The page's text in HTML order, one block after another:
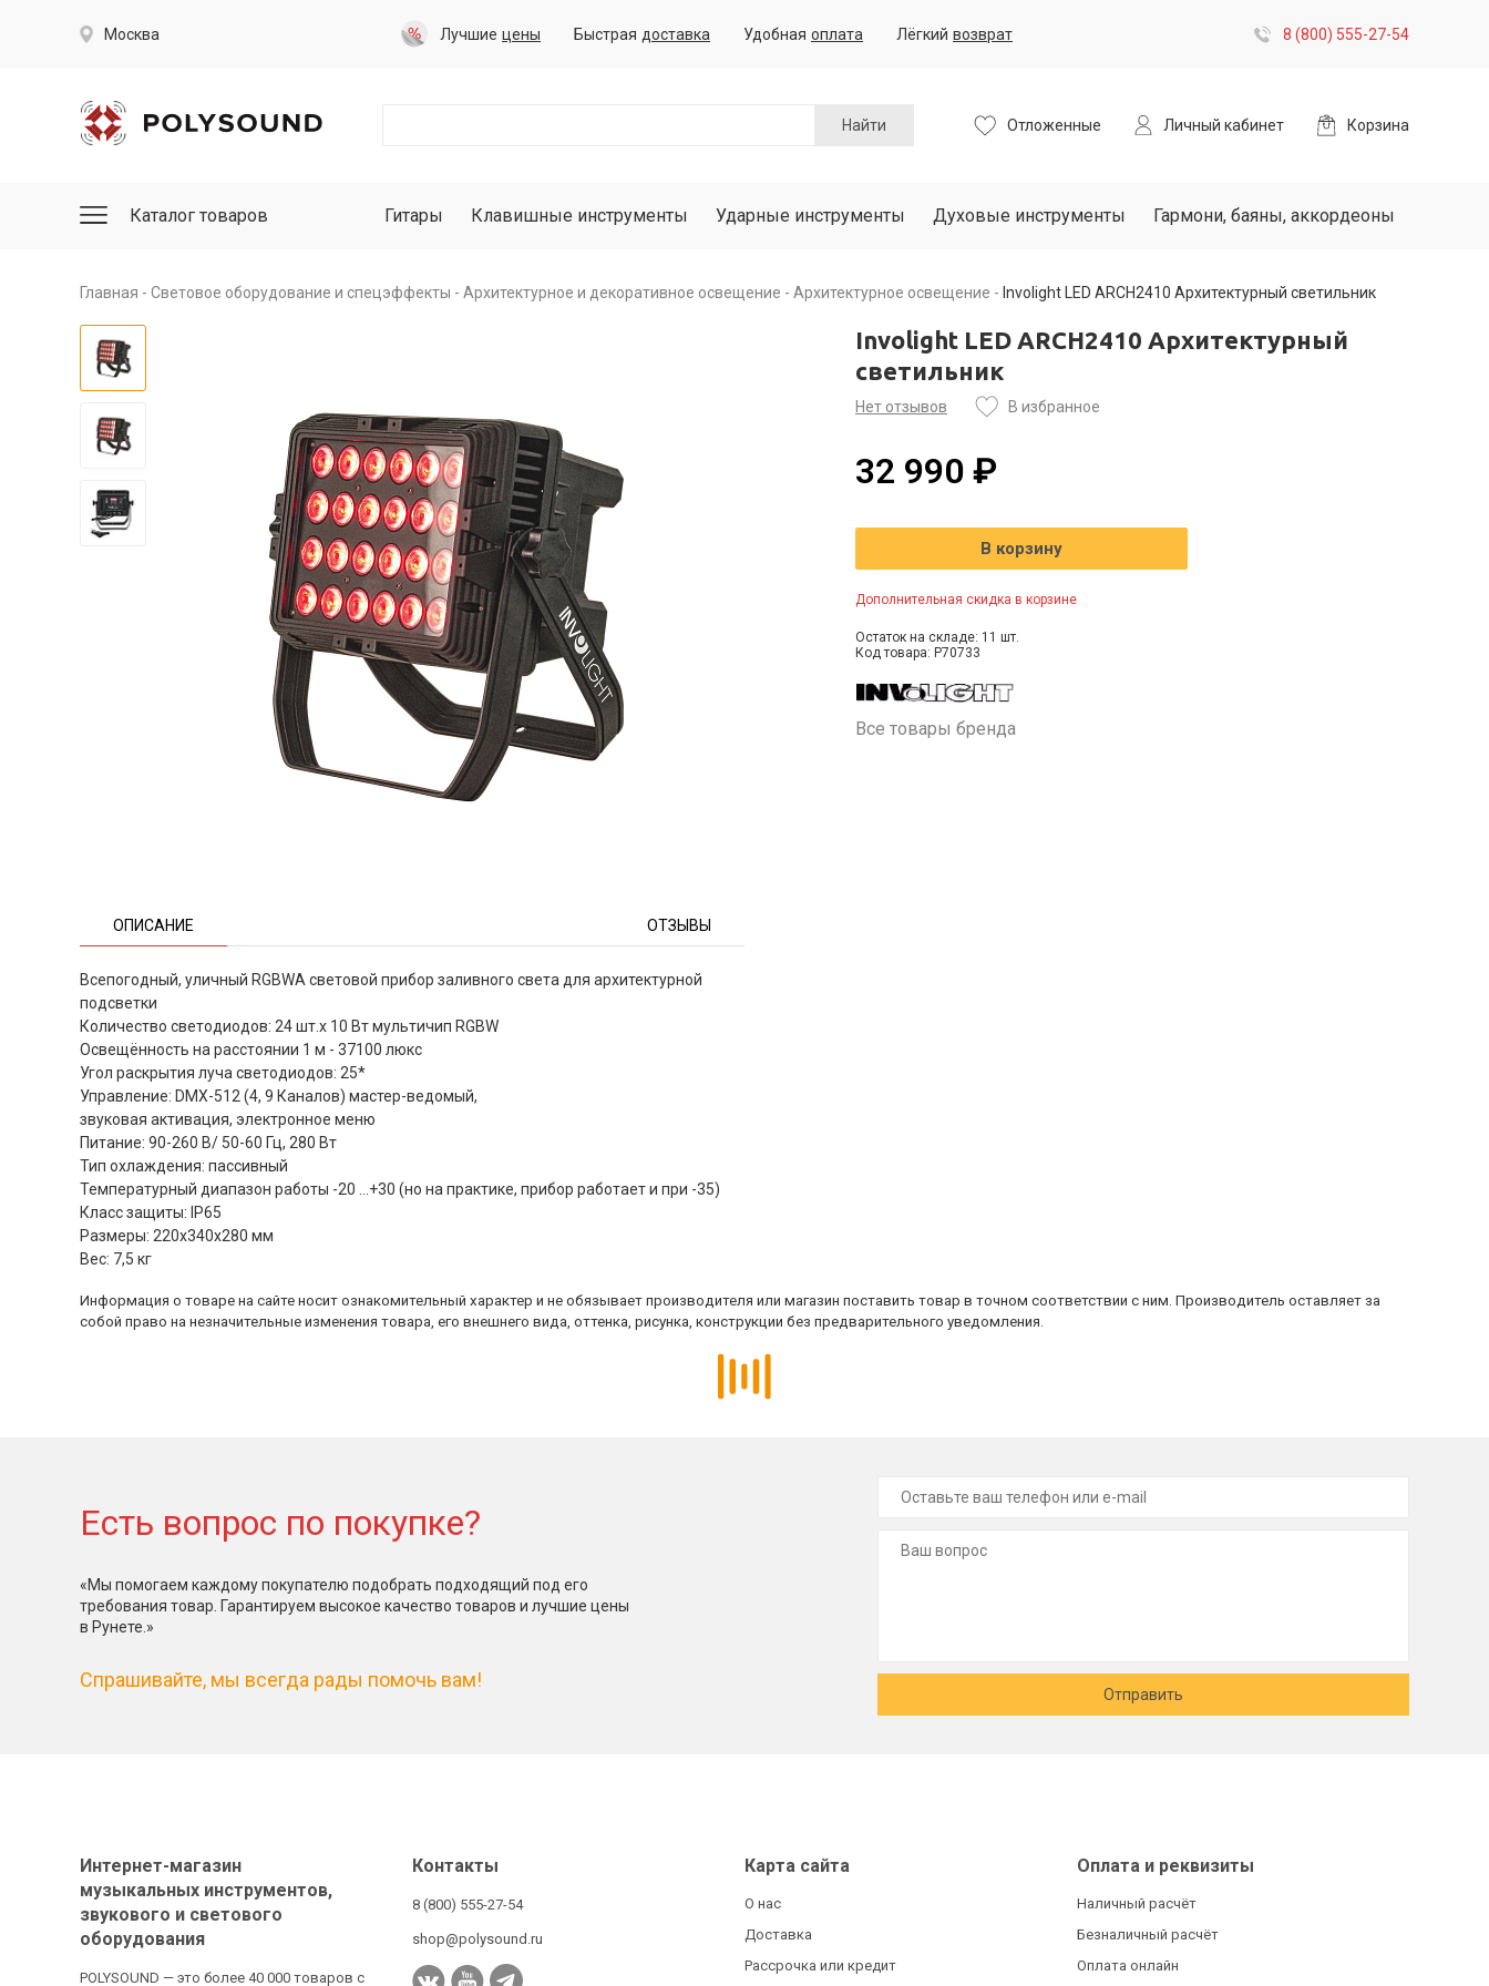
Москва Лучшие цены Быстрая доставка Удобная оплата Лёгкий возврат 8 (800) 555-27-54
Найти Отложенные Личный кабинет Корзина
Каталог товаров Гитары Клавишные инструменты Ударные инструменты Духовые инструменты Гармони, баяны, аккордеоны
Главная Световое оборудование и спецэффекты Архитектурное и декоративное освещение Архитектурное освещение Involight LED ARCH2410 Архитектурный светильник
ОПИСАНИЕ ОТЗЫВЫ
Всепогодный, уличный RGBWA световой прибор заливного света для архитектурной
подсветки
Количество светодиодов: 24 шт.х 10 Вт мультичип RGBW
Освещённость на расстоянии 1 м - 37100 люкс
Угол раскрытия луча светодиодов: 25*
Управление: DMX-512 (4, 9 Каналов) мастер-ведомый,
звуковая активация, электронное меню
Питание: 90-260 В/ 50-60 Гц, 280 Вт
Тип охлаждения: пассивный
Температурный диапазон работы -20 ...+30 (но на практике, прибор работает и при -35)
Класс защиты: IP65
Размеры: 220x340x280 мм
Вес: 7,5 кг
Involight LED ARCH2410 Архитектурный
светильник
Нет отзывов В избранное
32 990 ₽
В корзину
Дополнительная скидка в корзине
Остаток на складе: 11 шт.
Код товара: P70733
Все товары бренда
Информация о товаре на сайте носит ознакомительный характер и не обязывает производителя или магазин поставить товар в точном соответствии с ним. Производитель оставляет за
собой право на незначительные изменения товара, его внешнего вида, оттенка, рисунка, конструкции без предварительного уведомления.
Есть вопрос по покупке?
«Мы помогаем каждому покупателю подобрать подходящий под его
требования товар. Гарантируем высокое качество товаров и лучшие цены
в Рунете.»
Спрашивайте, мы всегда рады помочь вам!
Отправить
Интернет-магазин
музыкальных инструментов,
звукового и светового
оборудования
POLYSOUND — это более 40 000 товаров с
Контакты
8 (800) 555-27-54
shop@polysound.ru
Карта сайта
О нас
Доставка
Рассрочка или кредит
Оплата и реквизиты
Наличный расчёт
Безналичный расчёт
Оплата онлайн